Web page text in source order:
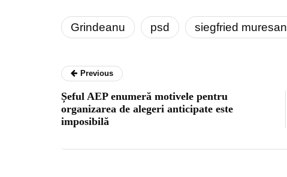
Grindeanu psd siegfried muresan
Previous
Șeful AEP enumeră motivele pentru
organizarea de alegeri anticipate este
imposibilă